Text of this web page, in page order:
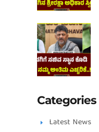
Categories
Latest News